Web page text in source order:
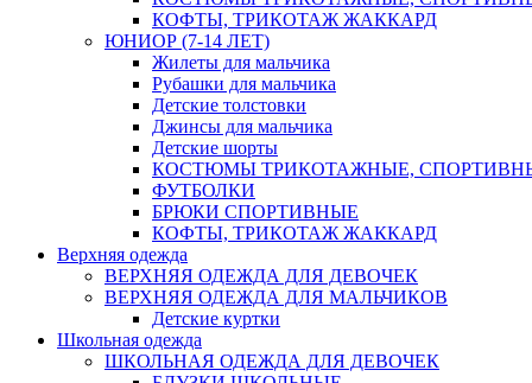
КОФТЫ, ТРИКОТАЖ ЖАККАРД
ЮНИОР (7-14 ЛЕТ)
Жилеты для мальчика
Рубашки для мальчика
Детские толстовки
Джинсы для мальчика
Детские шорты
КОСТЮМЫ ТРИКОТАЖНЫЕ,
ФУТБОЛКИ
БРЮКИ СПОРТИВНЫЕ
КОФТЫ, ТРИКОТАЖ ЖАККАРД
Верхняя одежда
ВЕРХНЯЯ ОДЕЖДА ДЛЯ ДЕВОЧЕК
ВЕРХНЯЯ ОДЕЖДА ДЛЯ МАЛЬЧИКОВ
Детские куртки
Школьная одежда
ШКОЛЬНАЯ ОДЕЖДА ДЛЯ ДЕВОЧЕК